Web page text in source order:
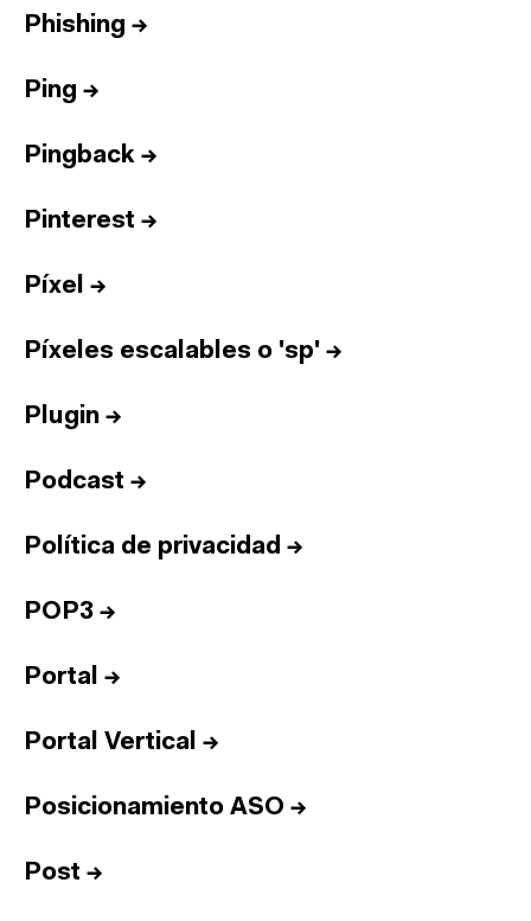
Phishing →
Ping →
Pingback →
Pinterest →
Píxel →
Píxeles escalables o 'sp' →
Plugin →
Podcast →
Política de privacidad →
POP3 →
Portal →
Portal Vertical →
Posicionamiento ASO →
Post →